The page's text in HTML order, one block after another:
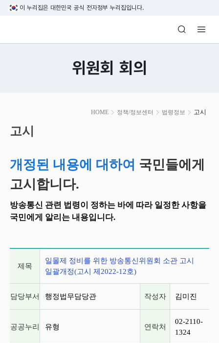
본문 바로가기
이 누리집은 대한민국 공식 전자정부 누리집입니다.
방송미디어통신위원회 Korea Media
위원회 회의
HOME 정책/정보센터 법령정보 고시
시
작
고시
개정된 내용에 대하여 국민들에게
고시합니다.
방송통신 관련 법령이 정하는 바에 따라 일정한 사항을
국민에게 알리는 내용입니다.
제목
일몰제 정비를 위한 방송통신위원회 소관 고시
일괄개정(고시 제2022-12호)
담당부서 행정법무담당관 작성자 김미진
공공누리 유형 연락처
02-2110-
1324